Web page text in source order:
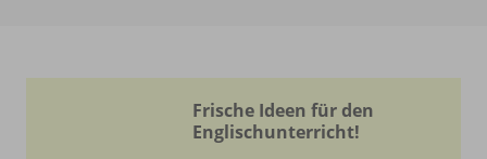
Frische Ideen für den
Englischunterricht!